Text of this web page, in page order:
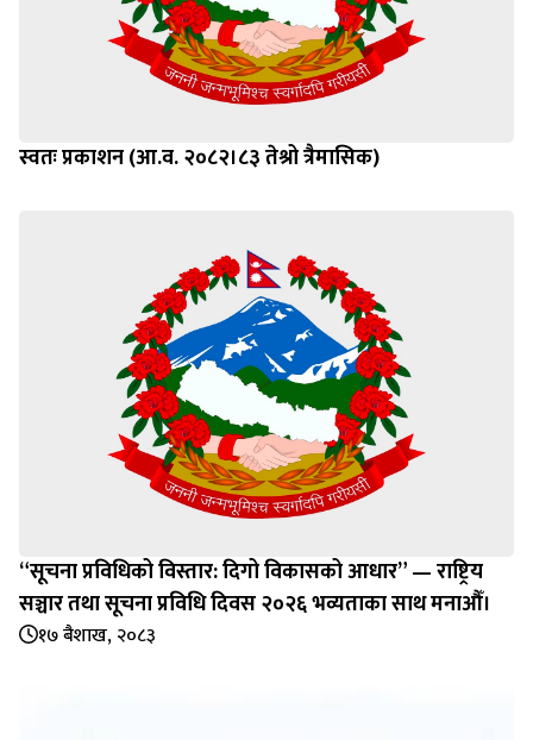
स्वतः प्रकाशन (आ.व. २०८२।८३ तेश्रो त्रैमासिक)
“सूचना प्रविधिको विस्तार: दिगो विकासको आधार” — राष्ट्रिय
सञ्चार तथा सूचना प्रविधि दिवस २०२६ भव्यताका साथ मनाऔँ।
१७ बैशाख, २०८३